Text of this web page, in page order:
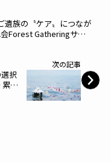
遺族の〝ケア〟につなが
Forest Gatheringサー
次の記事
択
計